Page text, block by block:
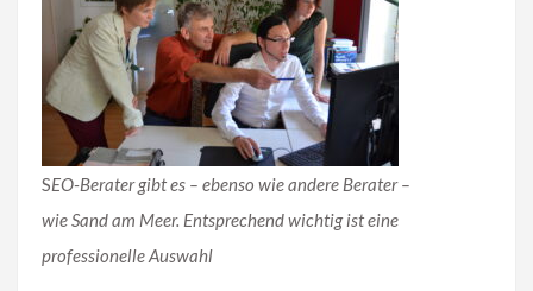
SEO-Berater gibt es – ebenso wie andere Berater –
wie Sand am Meer. Entsprechend wichtig ist eine
professionelle Auswahl